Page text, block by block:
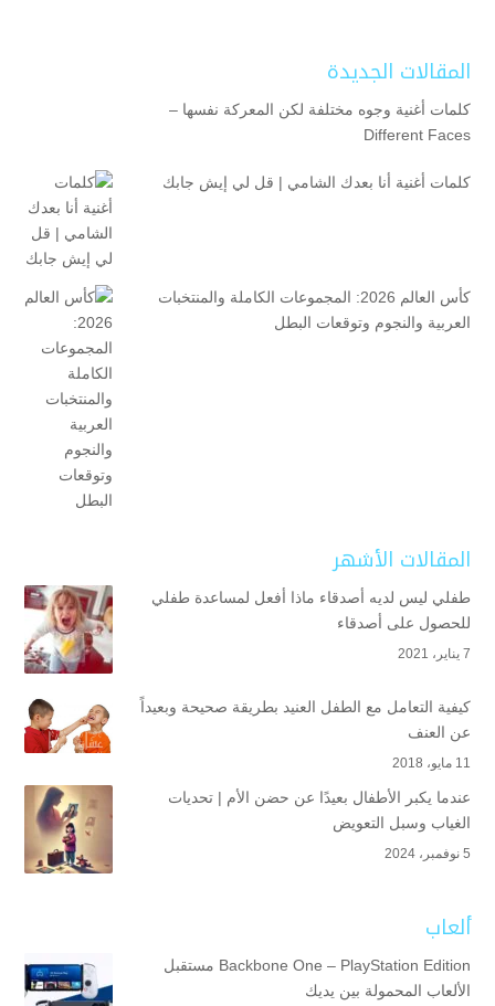
المقالات الجديدة
كلمات أغنية وجوه مختلفة لكن المعركة نفسها –
Different Faces
كلمات أغنية أنا بعدك الشامي | قل لي إيش جابك
كأس العالم 2026: المجموعات الكاملة والمنتخبات
العربية والنجوم وتوقعات البطل
المقالات الأشهر
طفلي ليس لديه أصدقاء ماذا أفعل لمساعدة طفلي
للحصول على أصدقاء
7 يناير، 2021
كيفية التعامل مع الطفل العنيد بطريقة صحيحة وبعيداً
عن العنف
11 مايو، 2018
عندما يكبر الأطفال بعيدًا عن حضن الأم | تحديات
الغياب وسبل التعويض
5 نوفمبر، 2024
ألعاب
Backbone One – PlayStation Edition مستقبل
الألعاب المحمولة بين يديك